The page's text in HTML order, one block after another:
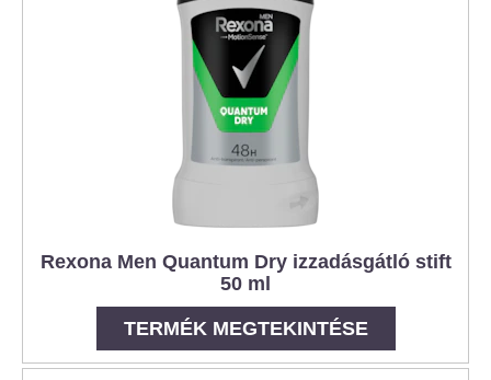
Rexona Men Quantum Dry izzadásgátló stift
50 ml
TERMÉK MEGTEKINTÉSE